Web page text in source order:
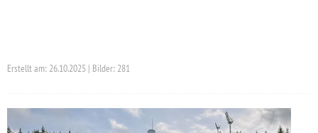
Erstellt am: 26.10.2025 | Bilder: 281